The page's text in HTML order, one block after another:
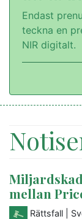
Endast
teckna en
NIR digitalt.
mellan
Rättsfall |